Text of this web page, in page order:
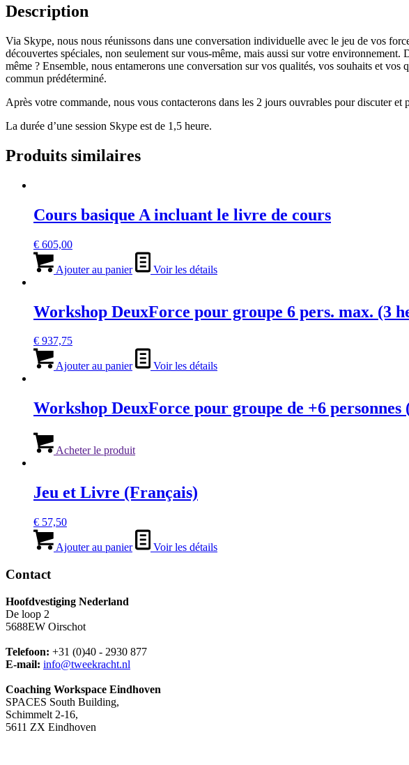
Description
Via Skype, nous nous réunissons dans une conversation individuelle avec le jeu de vos
découvertes spéciales, non seulement sur vous-même, mais aussi sur votre
même ? Ensemble, nous entamerons une conversation sur vos qualités, vos souhaits et
commun prédéterminé.
Après votre commande, nous vous contacterons dans les 2 jours ouvrables pour discuter et
La durée d’une session Skype est de 1,5 heure.
Produits similaires
Cours basique A incluant le livre de cours
€ 605,00
Ajouter au panier Voir les détails
Workshop DeuxForce pour groupe 6 pers. max. (3
€ 937,75
Ajouter au panier Voir les détails
Workshop DeuxForce pour groupe de +6 personnes
Acheter le produit
Jeu et Livre (Français)
€ 57,50
Ajouter au panier Voir les détails
Contact
Hoofdvestiging Nederland
De loop 2
5688EW Oirschot
Telefoon: +31 (0)40 - 2930 877
E-mail: info@tweekracht.nl
Coaching Workspace Eindhoven
SPACES South Building,
Schimmelt 2-16,
5611 ZX Eindhoven